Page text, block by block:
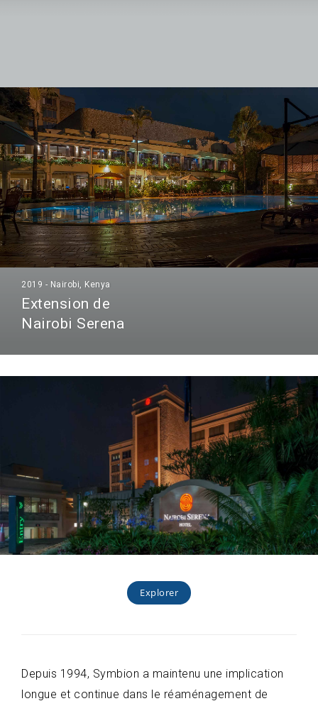
2019 - Nairobi, Kenya
Extension de
Nairobi Serena
Explorer
Depuis 1994, Symbion a maintenu une implication
longue et continue dans le réaménagement de